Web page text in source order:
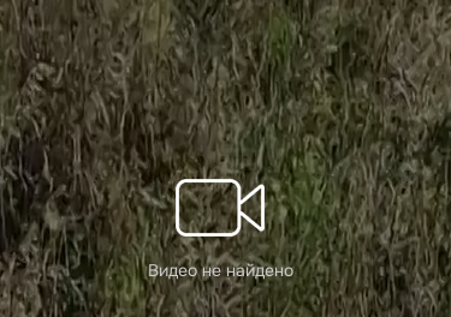
Видео не найдено